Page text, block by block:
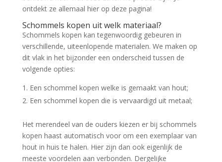
ontdekt ze allemaal hier op deze pagina!
Schommels kopen uit welk materiaal?
Schommels kopen kan tegenwoordig gebeuren in
verschillende, uiteenlopende materialen. We maken op
dit vlak in het bijzonder een onderscheid tussen de
volgende opties:
Een schommel kopen welke is gemaakt van hout;
Een schommel kopen die is vervaardigd uit metaal;
Het merendeel van de ouders kiezen er bij schommels
kopen haast automatisch voor om een exemplaar van
hout in huis te halen. Hier zijn dan ook eigenlijk de
meeste voordelen aan verbonden. Dergelijke